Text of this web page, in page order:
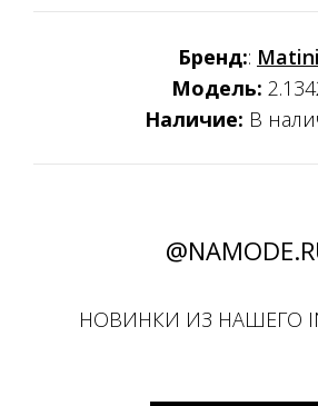
Бренд:: Matini
Модель:
Наличие: В
НОВИНКИ ИЗ НАШЕГО